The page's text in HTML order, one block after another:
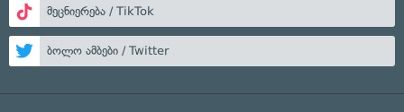
მეცნიერება / TikTok
ბოლო ამბები / Twitter